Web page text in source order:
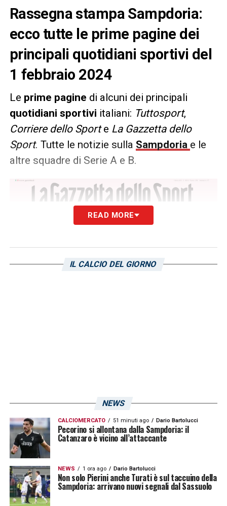
Rassegna stampa Sampdoria:
ecco tutte le prime pagine dei
principali quotidiani sportivi del
1 febbraio 2024
Le prime pagine di alcuni dei principali
quotidiani sportivi italiani: Tuttosport,
Corriere dello Sporte La Gazzetta dello
Sport. Tutte le notizie sulla Sampdoria e le
altre squadre di Serie A e B.
READ MORE
IL CALCIO DEL GIORNO
NEWS
CALCIOMERCATO 51 minuti ago Dario Bartolucci
Pecorino si allontana dalla Sampdoria: il
Catanzaro è vicino all’attaccante
NEWS 1 ora ago Dario Bartolucci
Non solo Pierini anche Turati è sul taccuino della
Sampdoria: arrivano nuovi segnali dal Sassuolo